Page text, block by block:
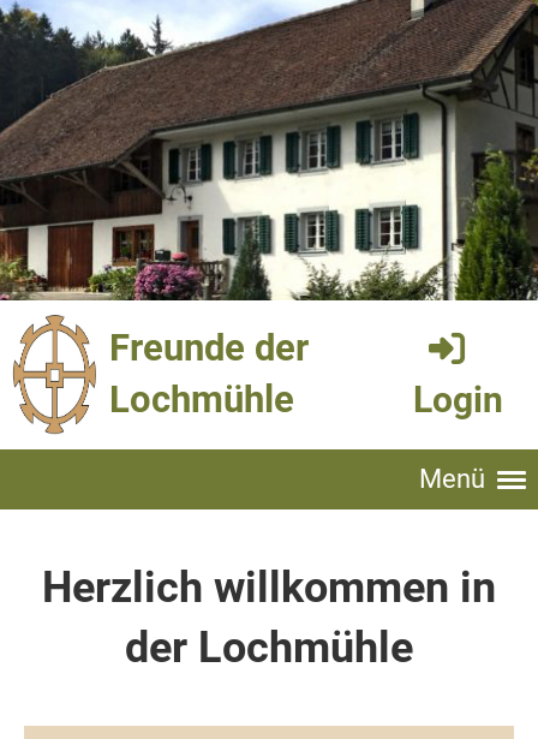
Freunde der
Lochmühle
Login
Menü
Herzlich willkommen in
der Lochmühle